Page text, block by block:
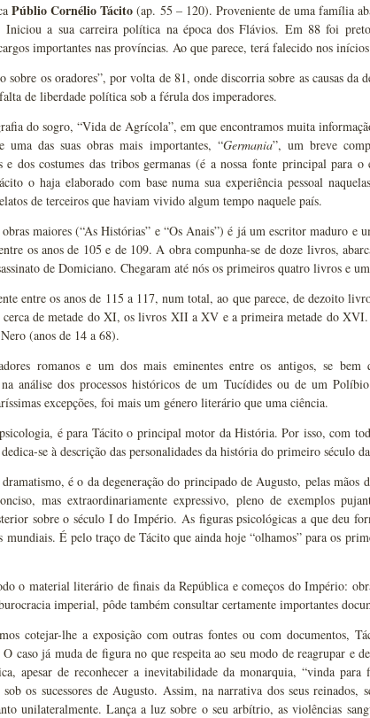
Públio Cornélio Tácito(ap. 55 – 120). Proveniente de uma família
Iniciou a sua carreira política na época dos Flávios. Em 88 foi
importantes nas províncias. Ao que parece, terá falecido nos
os oradores”, por volta de 81, onde discorria sobre as causas da
de liberdade política sob a férula dos imperadores.
do sogro, “Vida de Agrícola”, em que encontramos muita
uma das suas obras mais importantes, “Germania”, um breve
e dos costumes das tribos germanas (é a nossa fonte principal para o
o haja elaborado com base numa sua experiência pessoal
de terceiros que haviam vivido algum tempo naquele país.
maiores (“As Histórias” e “Os Anais”) é já um escritor maduro e
os anos de 105 e de 109. A obra compunha-se de doze livros,
de Domiciano. Chegaram até nós os primeiros quatro livros e
entre os anos de 115 a 117, num total, ao que parece, de dezoito
de metade do XI, os livros XII a XV e a primeira metade do XVI.
(anos de 14 a 68).
romanos e um dos mais eminentes entre os antigos, se bem
análise dos processos históricos de um Tucídides ou de um
excepções, foi mais um género literário que uma ciência.
é para Tácito o principal motor da História. Por isso, com
se à descrição das personalidades da história do primeiro século
é o da degeneração do principado de Augusto, pelas mãos
mas extraordinariamente expressivo, pleno de exemplos
sobre o século I do Império. As figuras psicológicas a que deu
É pelo traço de Tácito que ainda hoje “olhamos” para os
o material literário de finais da República e começos do Império:
imperial, pôde também consultar certamente importantes
cotejar-lhe a exposição com outras fontes ou com documentos,
caso já muda de figura no que respeita ao seu modo de reagrupar e
apesar de reconhecer a inevitabilidade da monarquia, “vinda para
os sucessores de Augusto. Assim, na narrativa dos seus reinados,
unilateralmente. Lança a luz sobre o seu arbítrio, as violências